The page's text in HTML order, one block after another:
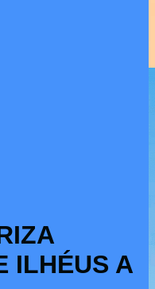
ILHÉUS A